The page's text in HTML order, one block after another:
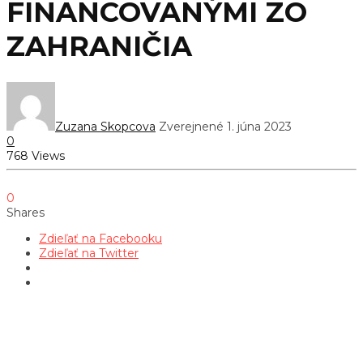
FINANCOVANÝMI ZO
ZAHRANIČIA
Zuzana Skopcova Zverejnené 1. júna 2023
0
768 Views
0
Shares
Zdieľať na Facebooku
Zdieľať na Twitter